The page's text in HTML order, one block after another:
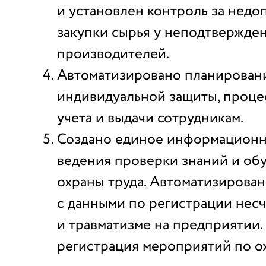
и установлен контроль за
закупки сырья у
производителей.
Автоматизировано
индивидуальной защиты,
учета и выдачи сотрудникам.
Создано единое
ведения проверки знаний и
охраны труда.
с данными по регистрации
и травматизме на
регистрация мероприятий по